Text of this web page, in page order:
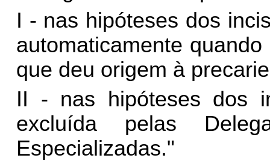
I - nas hipóteses dos
automaticamente
que deu origem à
II - nas hipóteses dos
excluída pelas
Especializadas."